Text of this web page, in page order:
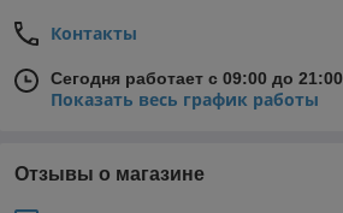
Контакты
Сегодня работает с 09:00 до 21:00
Показать весь график работы
Отзывы о магазине